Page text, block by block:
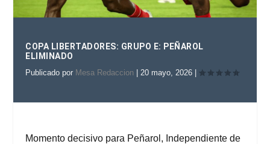
COPA LIBERTADORES: GRUPO E: PEÑAROL
ELIMINADO
Publicado por Mesa Redaccion | 20 mayo, 2026 |
Momento decisivo para Peñarol, Independiente de